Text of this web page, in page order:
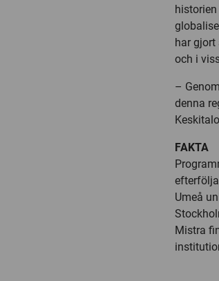
har gjort
och i
–
denna
FAKTA
Umeå
Mistra